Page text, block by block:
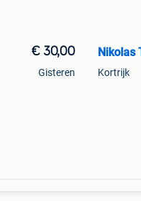
€ 30,00
Gisteren
Nikolas
Kortrijk